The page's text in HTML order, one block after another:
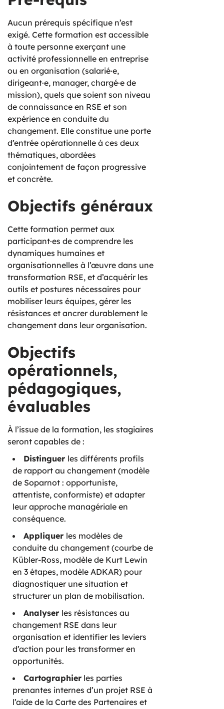
Aucun prérequis spécifique n’est
exigé. Cette formation est accessible
à toute personne exerçant une
activité professionnelle en entreprise
ou en organisation (salarié·e,
dirigeant·e, manager, chargé·e de
mission), quels que soient son niveau
de connaissance en RSE et son
expérience en conduite du
changement. Elle constitue une porte
d’entrée opérationnelle à ces deux
thématiques, abordées
conjointement de façon progressive
et concrète.
Objectifs généraux
Cette formation permet aux
participant·es de comprendre les
dynamiques humaines et
organisationnelles à l’œuvre dans une
transformation RSE, et d’acquérir les
outils et postures nécessaires pour
mobiliser leurs équipes, gérer les
résistances et ancrer durablement le
changement dans leur organisation.
Objectifs
opérationnels,
pédagogiques,
évaluables
À l’issue de la formation, les stagiaires
seront capables de :
Distinguer les différents profils
de rapport au changement (modèle
de Soparnot : opportuniste,
attentiste, conformiste) et adapter
leur approche managériale en
conséquence.
Appliquer les modèles de
conduite du changement (courbe de
Kübler-Ross, modèle de Kurt Lewin
en 3 étapes, modèle ADKAR) pour
diagnostiquer une situation et
structurer un plan de mobilisation.
Analyser les résistances au
changement RSE dans leur
organisation et identifier les leviers
d’action pour les transformer en
opportunités.
Cartographier les parties
prenantes internes d’un projet RSE à
l’aide de la Carte des Partenaires et